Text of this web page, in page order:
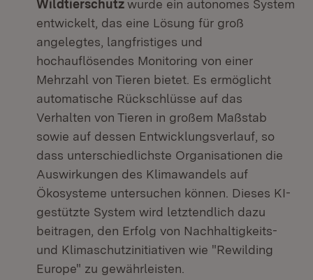
Wildtierschutzwurde ein autonomes System
entwickelt, das eine Lösung für groß
angelegtes, langfristiges und
hochauflösendes Monitoring von einer
Mehrzahl von Tieren bietet. Es ermöglicht
automatische Rückschlüsse auf das
Verhalten von Tieren in großem Maßstab
sowie auf dessen Entwicklungsverlauf, so
dass unterschiedlichste Organisationen die
Auswirkungen des Klimawandels auf
Ökosysteme untersuchen können. Dieses KI-
gestützte System wird letztendlich dazu
beitragen, den Erfolg von Nachhaltigkeits-
und Klimaschutzinitiativen wie "Rewilding
Europe" zu gewährleisten.